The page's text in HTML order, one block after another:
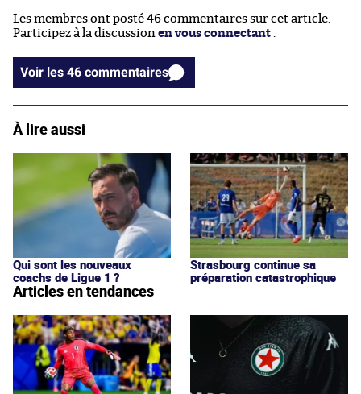
Les membres ont posté 46 commentaires sur cet article.
Participez à la discussion en vous connectant .
Voir les 46 commentaires
À lire aussi
Qui sont les nouveaux
coachs de Ligue 1 ?
Strasbourg continue sa
préparation catastrophique
Articles en tendances